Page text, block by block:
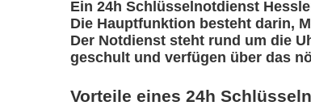
Ein 24h Schlüsselnotdienst
Die Hauptfunktion besteht darin,
Der Notdienst steht rund um die
geschult und verfügen über das
Vorteile eines 24h